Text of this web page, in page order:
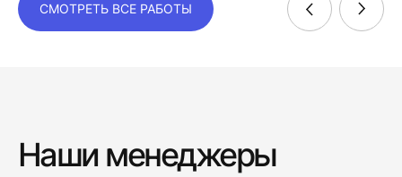
СМОТРЕТЬ ВСЕ РАБОТЫ
Наши менеджеры